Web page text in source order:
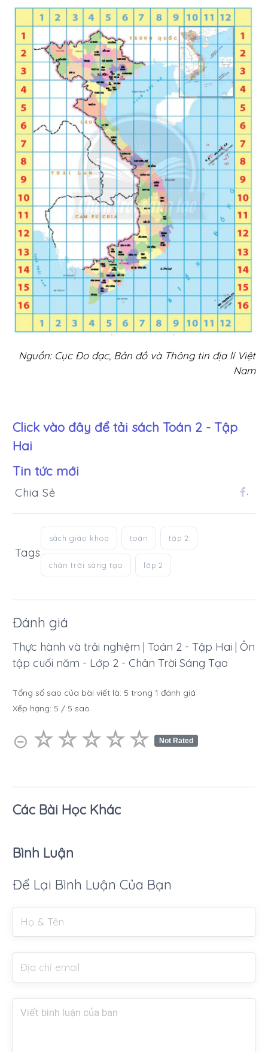
Nguồn: Cục Đo đạc, Bản đồ và Thông tin địa lí Việt
Nam
Click vào đây để tải sách Toán 2 - Tập
Hai
Tin tức mới
Chia Sẻ .
Tags
sách giáo khoa toán tập 2
chân trời sáng tạo lớp 2
Đánh giá
Thực hành và trải nghiệm | Toán 2 - Tập Hai | Ôn
tập cuối năm - Lớp 2 - Chân Trời Sáng Tạo
Tổng số sao của bài viết là: 5 trong 1 đánh giá
Xếp hạng: 5 / 5 sao
⊝ ☆☆☆☆☆
★★★★★ Not Rated
Các Bài Học Khác
Bình Luận
Để Lại Bình Luận Của Bạn